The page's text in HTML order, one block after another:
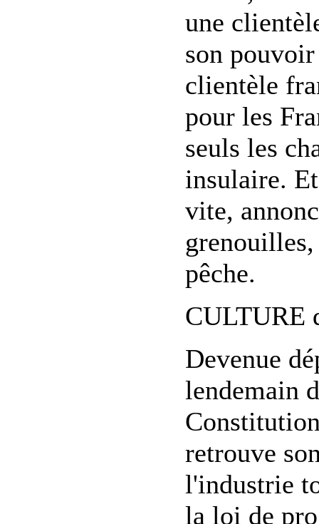
une
son
clientèle
pour les
seuls les
insulaire.
vite,
pêche.
CULTURE
Devenue
lendemain
retrouve
l'industrie
la loi de